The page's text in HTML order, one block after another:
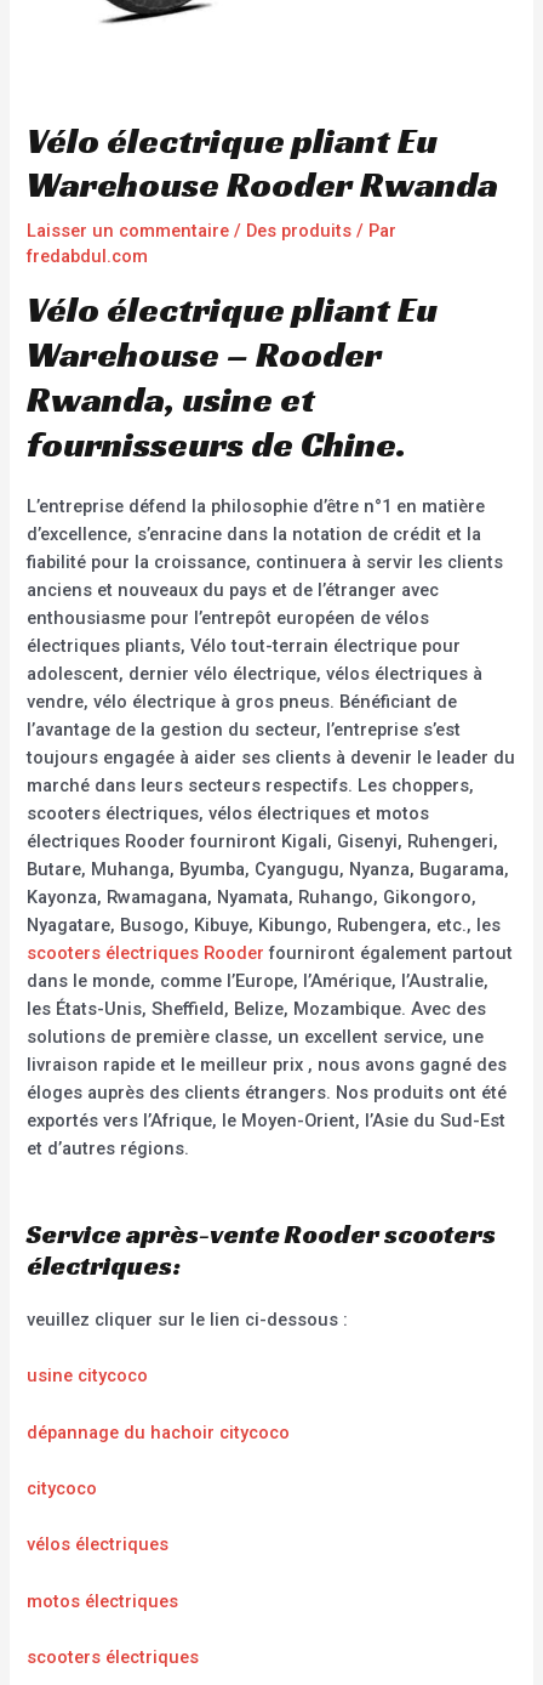
Vélo électrique pliant Eu
Warehouse Rooder Rwanda
Laisser un commentaire / Des produits / Par
fredabdul.com
Vélo électrique pliant Eu
Warehouse – Rooder
Rwanda, usine et
fournisseurs de Chine.
L’entreprise défend la philosophie d’être n°1 en matière
d’excellence, s’enracine dans la notation de crédit et la
fiabilité pour la croissance, continuera à servir les clients
anciens et nouveaux du pays et de l’étranger avec
enthousiasme pour l’entrepôt européen de vélos
électriques pliants, Vélo tout-terrain électrique pour
adolescent, dernier vélo électrique, vélos électriques à
vendre, vélo électrique à gros pneus. Bénéficiant de
l’avantage de la gestion du secteur, l’entreprise s’est
toujours engagée à aider ses clients à devenir le leader du
marché dans leurs secteurs respectifs. Les choppers,
scooters électriques, vélos électriques et motos
électriques Rooder fourniront Kigali, Gisenyi, Ruhengeri,
Butare, Muhanga, Byumba, Cyangugu, Nyanza, Bugarama,
Kayonza, Rwamagana, Nyamata, Ruhango, Gikongoro,
Nyagatare, Busogo, Kibuye, Kibungo, Rubengera, etc., les
scooters électriques Rooder fourniront également partout
dans le monde, comme l’Europe, l’Amérique, l’Australie,
les États-Unis, Sheffield, Belize, Mozambique. Avec des
solutions de première classe, un excellent service, une
livraison rapide et le meilleur prix , nous avons gagné des
éloges auprès des clients étrangers. Nos produits ont été
exportés vers l’Afrique, le Moyen-Orient, l’Asie du Sud-Est
et d’autres régions.
Service après-vente Rooder scooters
électriques:
veuillez cliquer sur le lien ci-dessous :
usine citycoco
dépannage du hachoir citycoco
citycoco
vélos électriques
motos électriques
scooters électriques